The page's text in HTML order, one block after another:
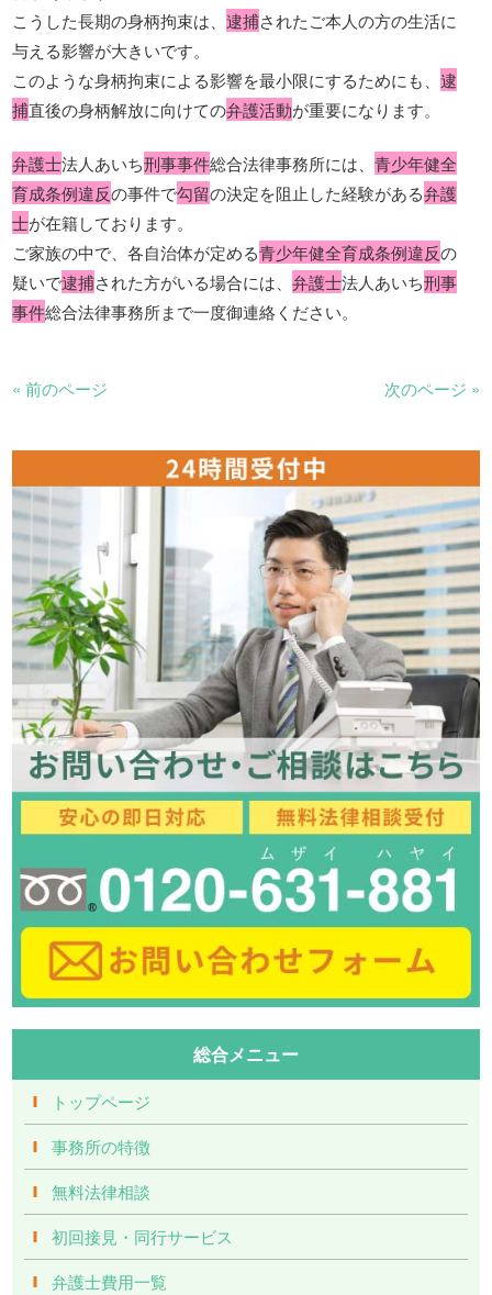
こうした長期の身柄拘束は、逮捕されたご本人の方の生活に
与える影響が大きいです。
このような身柄拘束による影響を最小限にするためにも、逮
捕直後の身柄解放に向けての弁護活動が重要になります。
弁護士法人あいち刑事事件総合法律事務所には、青少年健全
育成条例違反の事件で勾留の決定を阻止した経験がある弁護
士が在籍しております。
ご家族の中で、各自治体が定める青少年健全育成条例違反の
疑いで逮捕された方がいる場合には、弁護士法人あいち刑事
事件総合法律事務所まで一度御連絡ください。
« 前のページ 次のページ »
総合メニュー
トップページ
事務所の特徴
無料法律相談
初回接見・同行サービス
弁護士費用一覧